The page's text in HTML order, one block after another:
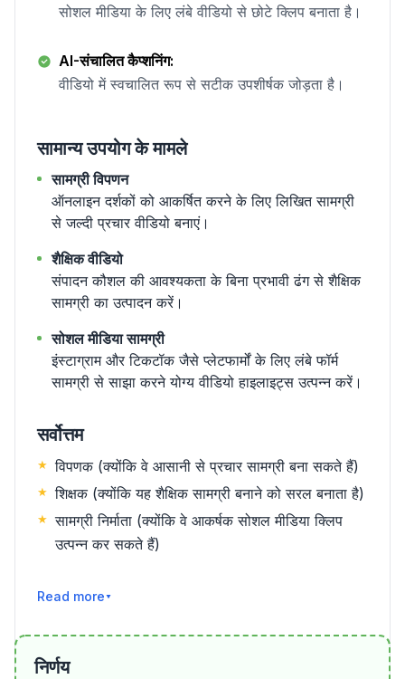
सोशल मीडिया के लिए लंबे वीडियो से छोटे क्लिप बनाता है।
AI-संचालित कैप्शनिंग:
वीडियो में स्वचालित रूप से सटीक उपशीर्षक जोड़ता है।
सामान्य उपयोग के मामले
सामग्री विपणन
ऑनलाइन दर्शकों को आकर्षित करने के लिए लिखित सामग्री
से जल्दी प्रचार वीडियो बनाएं।
शैक्षिक वीडियो
संपादन कौशल की आवश्यकता के बिना प्रभावी ढंग से शैक्षिक
सामग्री का उत्पादन करें।
सोशल मीडिया सामग्री
इंस्टाग्राम और टिकटॉक जैसे प्लेटफार्मों के लिए लंबे फॉर्म
सामग्री से साझा करने योग्य वीडियो हाइलाइट्स उत्पन्न करें।
सर्वोत्तम
विपणक (क्योंकि वे आसानी से प्रचार सामग्री बना सकते हैं)
शिक्षक (क्योंकि यह शैक्षिक सामग्री बनाने को सरल बनाता है)
सामग्री निर्माता (क्योंकि वे आकर्षक सोशल मीडिया क्लिप
उत्पन्न कर सकते हैं)
और पढ़ें
निर्णय